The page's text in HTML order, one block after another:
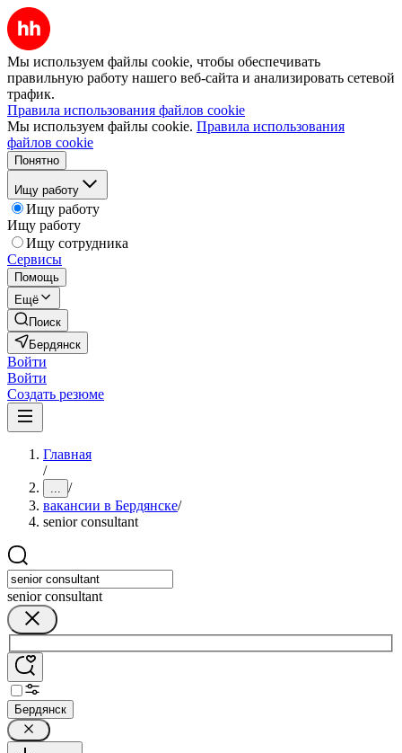
Мы используем файлы cookie, чтобы обеспечивать
правильную работу нашего веб-сайта и анализировать сетевой
трафик.
Правила использования файлов cookie
Мы используем файлы cookie. Правила использования
файлов cookie
Понятно
Ищу работу
Ищу работу
Ищу работу
Ищу сотрудника
Сервисы
Помощь
Ещё
Поиск
Бердянск
Войти
Войти
Создать резюме
Главная
/
... /
вакансии в Бердянске/
senior consultant
senior consultant
Бердянск